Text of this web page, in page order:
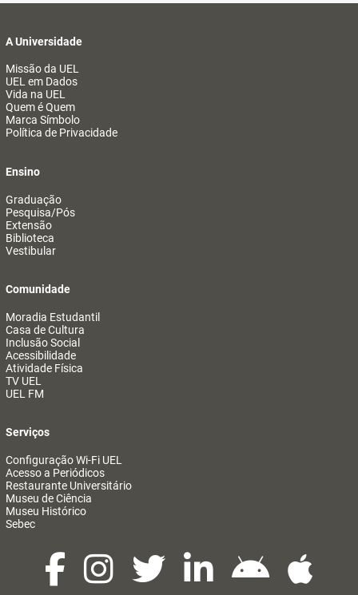
A Universidade
Missão da UEL
UEL em Dados
Vida na UEL
Quem é Quem
Marca Símbolo
Política de Privacidade
Ensino
Graduação
Pesquisa/Pós
Extensão
Biblioteca
Vestibular
Comunidade
Moradia Estudantil
Casa de Cultura
Inclusão Social
Acessibilidade
Atividade Física
TV UEL
UEL FM
Serviços
Configuração Wi-Fi UEL
Acesso a Periódicos
Restaurante Universitário
Museu de Ciência
Museu Histórico
Sebec